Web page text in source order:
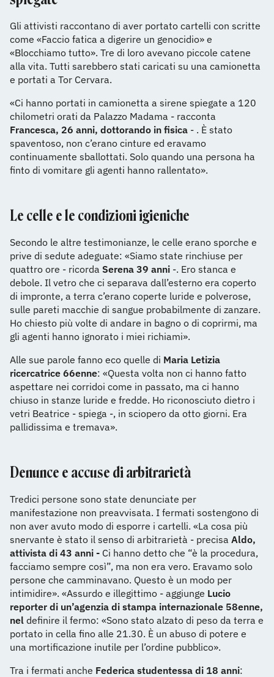
Gli attivisti raccontano di aver portato cartelli con scritte
come «Faccio fatica a digerire un genocidio» e
«Blocchiamo tutto». Tre di loro avevano piccole catene
alla vita. Tutti sarebbero stati caricati su una camionetta
e portati a Tor Cervara.
«Ci hanno portati in camionetta a sirene spiegate a 120
chilometri orati da Palazzo Madama - racconta
Francesca, 26 anni, dottorando in fisica - . È stato
spaventoso, non c’erano cinture ed eravamo
continuamente sballottati. Solo quando una persona ha
finto di vomitare gli agenti hanno rallentato».
Le celle e le condizioni igieniche
Secondo le altre testimonianze, le celle erano sporche e
prive di sedute adeguate: «Siamo state rinchiuse per
quattro ore - ricorda Serena 39 anni -. Ero stanca e
debole. Il vetro che ci separava dall’esterno era coperto
di impronte, a terra c’erano coperte luride e polverose,
sulle pareti macchie di sangue probabilmente di zanzare.
Ho chiesto più volte di andare in bagno o di coprirmi, ma
gli agenti hanno ignorato i miei richiami».
Alle sue parole fanno eco quelle di Maria Letizia
ricercatrice 66enne: «Questa volta non ci hanno fatto
aspettare nei corridoi come in passato, ma ci hanno
chiuso in stanze luride e fredde. Ho riconosciuto dietro i
vetri Beatrice - spiega -, in sciopero da otto giorni. Era
pallidissima e tremava».
Denunce e accuse di arbitrarietà
Tredici persone sono state denunciate per
manifestazione non preavvisata. I fermati sostengono di
non aver avuto modo di esporre i cartelli. «La cosa più
snervante è stato il senso di arbitrarietà - precisa Aldo,
attivista di 43 anni - Ci hanno detto che “è la procedura,
facciamo sempre così”, ma non era vero. Eravamo solo
persone che camminavano. Questo è un modo per
intimidire». «Assurdo e illegittimo - aggiunge Lucio
reporter di un’agenzia di stampa internazionale 58enne,
nel definire il fermo: «Sono stato alzato di peso da terra e
portato in cella fino alle 21.30. È un abuso di potere e
una mortificazione inutile per l’ordine pubblico».
Tra i fermati anche Federica studentessa di 18 anni: